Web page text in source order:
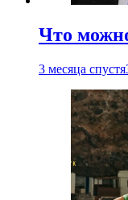
Что
3 месяца спустя